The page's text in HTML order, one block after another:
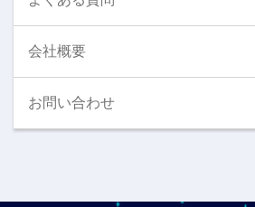
会社概要
お問い合わせ